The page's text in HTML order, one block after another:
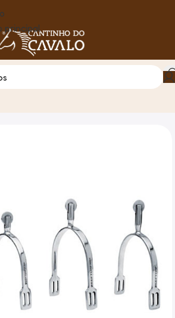
principal
Homem Sefton Inox com Roleta